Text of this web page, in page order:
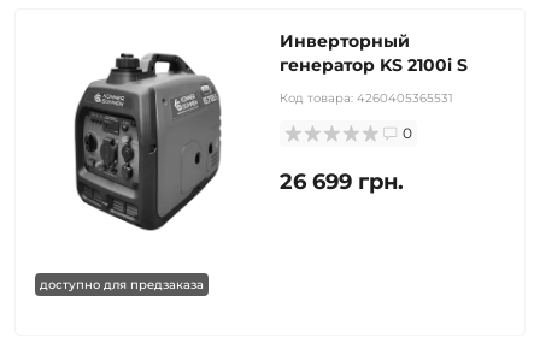
доступно для предзаказа
Инверторный
генератор KS 2100i S
Код товара: 4260405365531
0
26 699 грн.